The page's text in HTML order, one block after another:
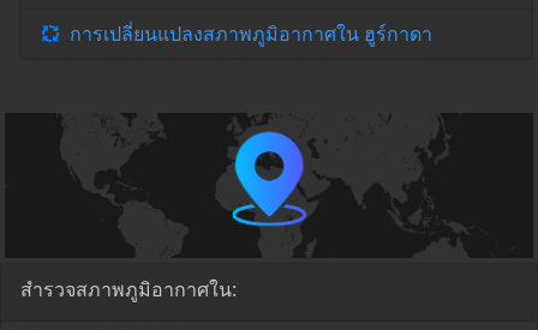
การเปลี่ยนแปลงสภาพภูมิอากาศใน ฮูร์กาดา
สำรวจสภาพภูมิอากาศใน: